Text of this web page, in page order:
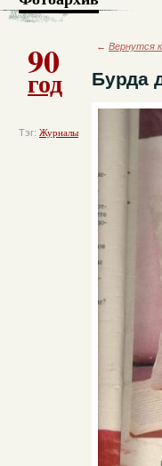
90
год
Тэг: Журналы
← Вернутся
Бурда